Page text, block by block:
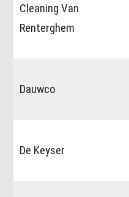
Cleaning Van
Renterghem
Dauwco
De Keyser